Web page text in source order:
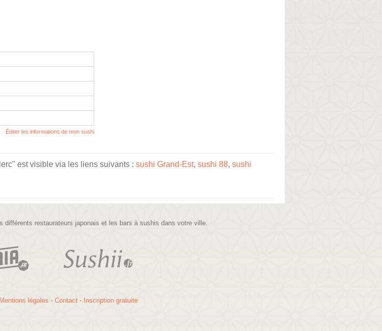
Éditer les informations de mon sushi
est visible via les liens suivants : sushi Grand-Est, sushi 88, sushi
différents restaurateurs japonais et les bars à sushis dans votre ville.
Mentions légales - Contact - Inscription gratuite